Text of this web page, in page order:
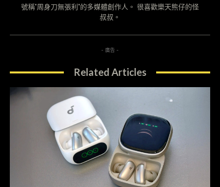
號稱"周身刀無張利"的多媒體創作人。 很喜歡樂天熊仔的怪
叔叔。
- 廣告 -
Related Articles